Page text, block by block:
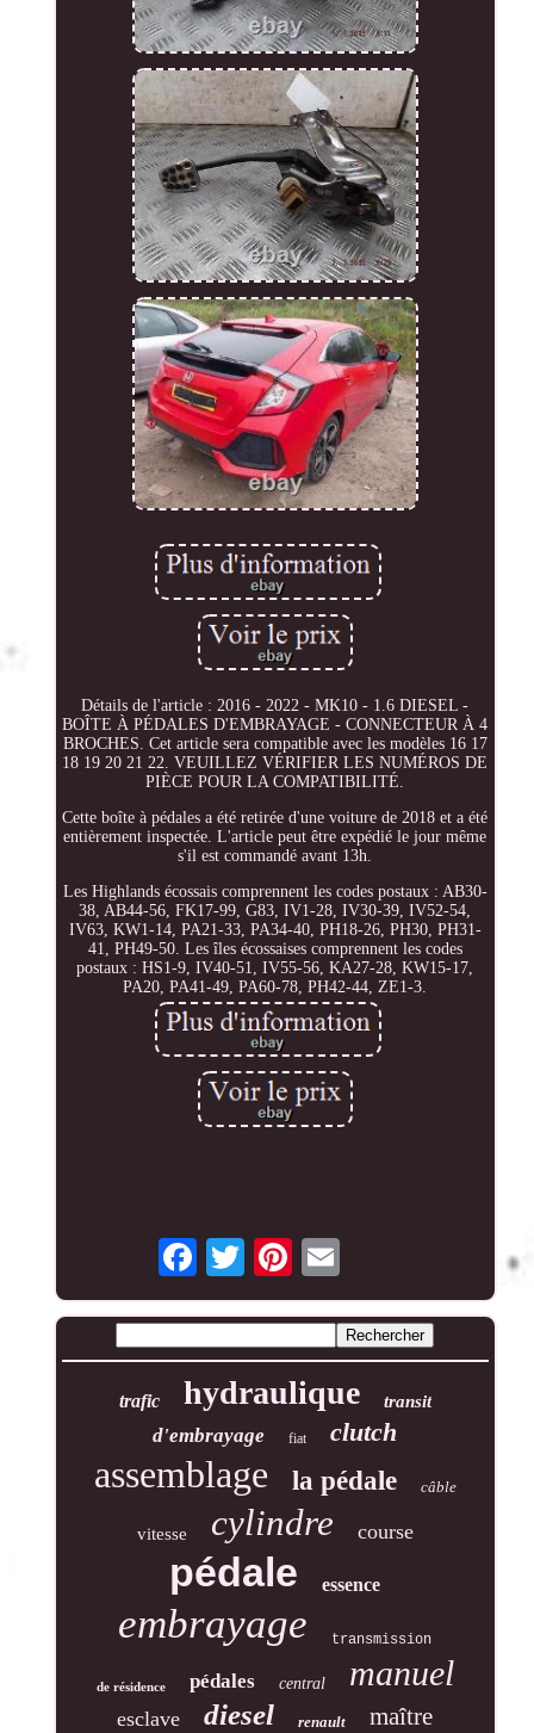
Détails de l'article : 2016 - 2022 - MK10 - 1.6 DIESEL -
BOÎTE À PÉDALES D'EMBRAYAGE - CONNECTEUR À 4
BROCHES. Cet article sera compatible avec les modèles 16 17
18 19 20 21 22. VEUILLEZ VÉRIFIER LES NUMÉROS DE
PIÈCE POUR LA COMPATIBILITÉ.
Cette boîte à pédales a été retirée d'une voiture de 2018 et a été
entièrement inspectée. L'article peut être expédié le jour même
s'il est commandé avant 13h.
Les Highlands écossais comprennent les codes postaux : AB30-
38, AB44-56, FK17-99, G83, IV1-28, IV30-39, IV52-54,
IV63, KW1-14, PA21-33, PA34-40, PH18-26, PH30, PH31-
41, PH49-50. Les îles écossaises comprennent les codes
postaux : HS1-9, IV40-51, IV55-56, KA27-28, KW15-17,
PA20, PA41-49, PA60-78, PH42-44, ZE1-3.
trafic hydraulique transit
d'embrayage fiat clutch
assemblage la pédale câble
vitesse cylindre course
pédale essence
embrayage transmission
de résidence pédales central manuel
esclave diesel renault maître